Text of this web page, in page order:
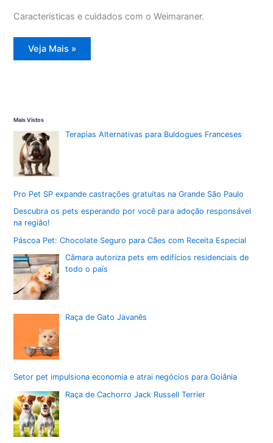
Características e cuidados com o Weimaraner.
Raça
de
Veja Mais »
Mais Vistos
Terapias Alternativas para Buldogues Franceses
Pro Pet SP expande castrações gratuitas na Grande São Paulo
Descubra os pets esperando por você para adoção responsável
na região!
Páscoa Pet: Chocolate Seguro para Cães com Receita Especial
Câmara autoriza pets em edifícios residenciais de
todo o país
Raça de Gato Javanês
Setor pet impulsiona economia e atrai negócios para Goiânia
Raça de Cachorro Jack Russell Terrier